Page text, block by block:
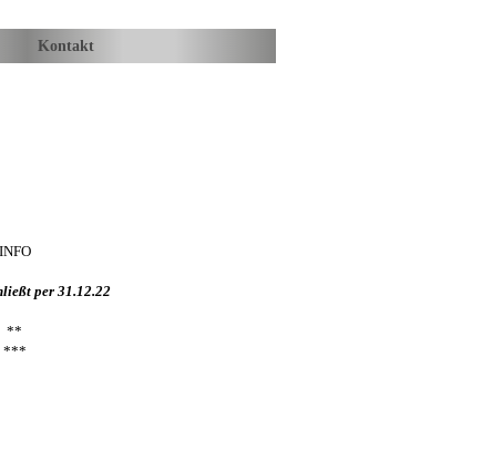
Kontakt
INFO
per 31.12.22
**
***